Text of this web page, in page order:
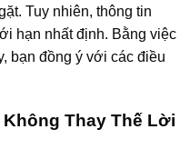
Tuy nhiên, thông tin
hạn nhất định. Bằng việc
bạn đồng ý với các điều
Thay Thế Lời